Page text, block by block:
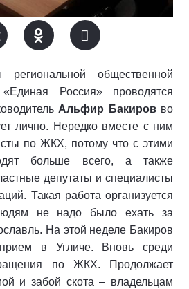
общественной
Россия» проводятся
Альфир Бакировво
лично. Нередко вместе с ним
по ЖКХ, потому что с этими
больше всего, а также
депутаты и специалисты
Такая работа организуется
не надо было ехать за
На этой неделе Бакиров
в Угличе. Вновь среди
по ЖКХ. Продолжает
и забой скота – владельцам